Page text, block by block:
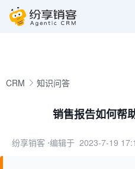
CRM 知识问答
销售报告如何帮
纷享销客 ⋅编辑于 2023-7-19